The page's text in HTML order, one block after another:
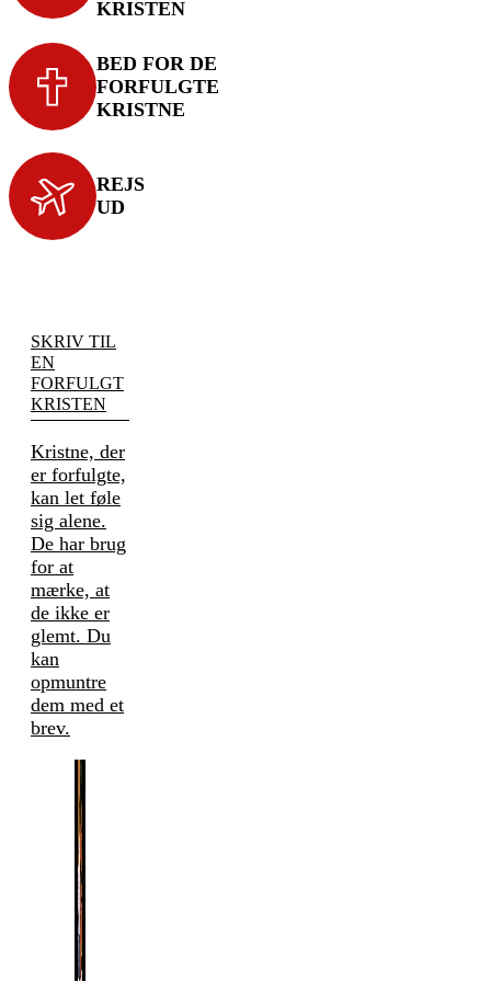
KRISTEN
BED FOR DE
FORFULGTE
KRISTNE
REJS
UD
SKRIV TIL
EN
FORFULGT
KRISTEN
Kristne, der
er forfulgte,
kan let føle
sig alene.
De har brug
for at
mærke, at
de ikke er
glemt. Du
kan
opmuntre
dem med et
brev.